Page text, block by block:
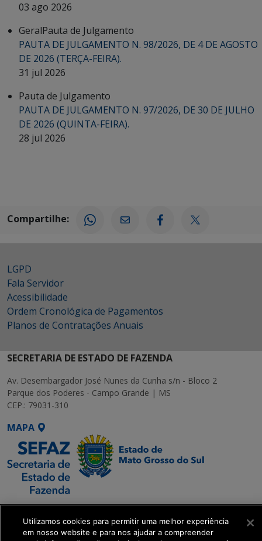
03 ago 2026
GeralPauta de Julgamento
PAUTA DE JULGAMENTO N. 98/2026, DE 4 DE AGOSTO
DE 2026 (TERÇA-FEIRA).
31 jul 2026
Pauta de Julgamento
PAUTA DE JULGAMENTO N. 97/2026, DE 30 DE JULHO
DE 2026 (QUINTA-FEIRA).
28 jul 2026
Compartilhe:
LGPD
Fala Servidor
Acessibilidade
Ordem Cronológica de Pagamentos
Planos de Contratações Anuais
SECRETARIA DE ESTADO DE FAZENDA
Av. Desembargador José Nunes da Cunha s/n - Bloco 2
Parque dos Poderes - Campo Grande | MS
CEP.: 79031-310
MAPA
SETDIG | Secretaria-
Executiva de
Transformação Digital
Utilizamos cookies para permitir uma melhor experiência
em nosso website e para nos ajudar a compreender